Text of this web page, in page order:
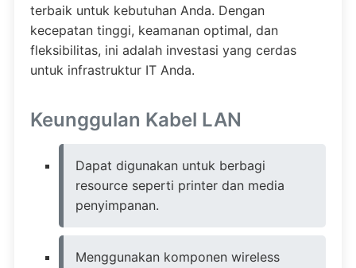
terbaik untuk kebutuhan Anda. Dengan
kecepatan tinggi, keamanan optimal, dan
fleksibilitas, ini adalah investasi yang cerdas
untuk infrastruktur IT Anda.
Keunggulan Kabel LAN
Dapat digunakan untuk berbagi
resource seperti printer dan media
penyimpanan.
Menggunakan komponen wireless